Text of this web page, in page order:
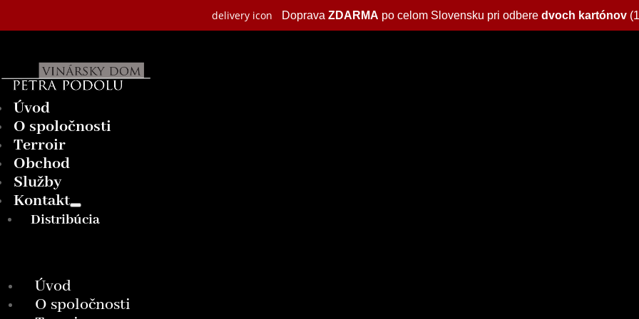
delivery icon Doprava ZDARMA po celom Slovensku pri odbere dvoch kartónov
Úvod
O spoločnosti
Terroir
Obchod
Služby
Kontakt
Distribúcia
Úvod
O spoločnosti